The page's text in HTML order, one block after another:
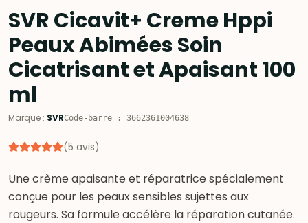
SVR Cicavit+ Creme Hppi
Peaux Abimées Soin
Cicatrisant et Apaisant 100
ml
Marque : SVRCode-barre : 3662361004638
(5 avis)
Une crème apaisante et réparatrice spécialement
conçue pour les peaux sensibles sujettes aux
rougeurs. Sa formule accélère la réparation cutanée.